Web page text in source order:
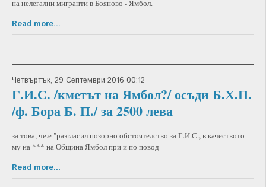
на нелегални мигранти в Бояново - Ямбол.
Read more...
Четвъртък, 29 Септември 2016 00:12
Г.И.С. /кметът на Ямбол?/ осъди Б.Х.П.
/ф. Бора Б. П./ за 2500 лева
за това, че.е "разгласил позорно обстоятелство за Г.И.С., в качеството
му на *** на Община Ямбол при и по повод
Read more...